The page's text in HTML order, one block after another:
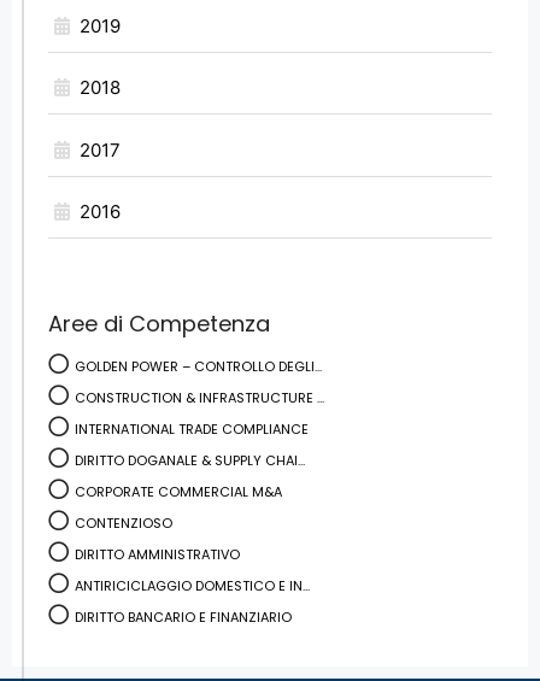
2019
2018
2017
2016
Aree di Competenza
GOLDEN POWER – CONTROLLO DEGLI...
CONSTRUCTION & INFRASTRUCTURE ...
INTERNATIONAL TRADE COMPLIANCE
DIRITTO DOGANALE & SUPPLY CHAI...
CORPORATE COMMERCIAL M&A
CONTENZIOSO
DIRITTO AMMINISTRATIVO
ANTIRICICLAGGIO DOMESTICO E IN...
DIRITTO BANCARIO E FINANZIARIO